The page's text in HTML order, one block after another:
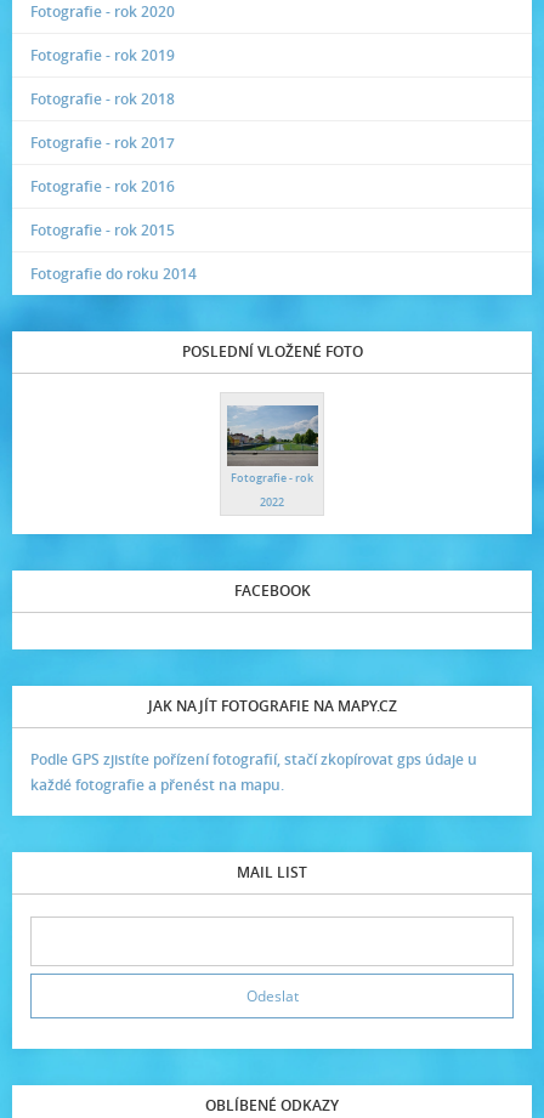
Fotografie - rok 2020
Fotografie - rok 2019
Fotografie - rok 2018
Fotografie - rok 2017
Fotografie - rok 2016
Fotografie - rok 2015
Fotografie do roku 2014
POSLEDNÍ VLOŽENÉ FOTO
Fotografie - rok
2022
FACEBOOK
JAK NAJÍT FOTOGRAFIE NA MAPY.CZ
Podle GPS zjistíte pořízení fotografií, stačí zkopírovat gps údaje u
každé fotografie a přenést na mapu.
MAIL LIST
OBLÍBENÉ ODKAZY